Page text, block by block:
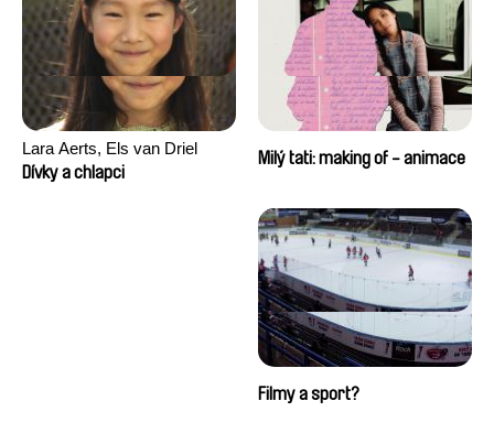
Lara Aerts, Els van Driel
Dívky a chlapci
Milý tati: making of - animace
Filmy a sport?